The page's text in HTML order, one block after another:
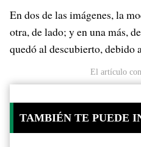
En dos de las imágenes, la
otra, de lado; y en una más,
quedó al descubierto, debido
El artículo
TAMBIÉN TE PUEDE